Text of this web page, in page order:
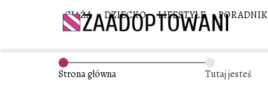
CIĄŻA DZIECKO LIFESTYLE PORADNIK
Strona główna Tutaj jesteś